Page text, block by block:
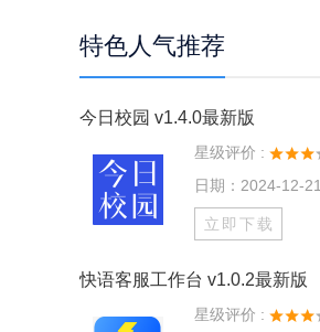
特色人气推荐
今日校园 v1.4.0最新版
星级评价 :
日期：2024-12-21
立即下载
快语客服工作台 v1.0.2最新版
星级评价 :